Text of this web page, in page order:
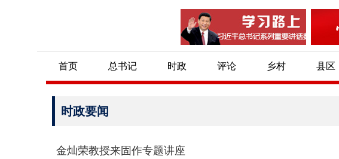
首页 总书记 时政 评论 乡村 县区
时政要闻
金灿荣教授来固作专题讲座